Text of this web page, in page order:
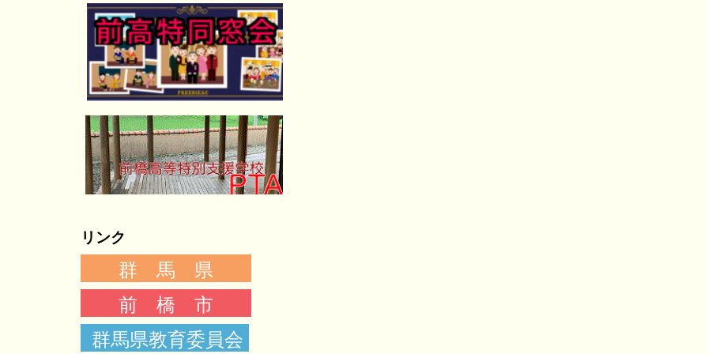
リンク
群 馬 県
前 橋 市
群馬県教育委員会